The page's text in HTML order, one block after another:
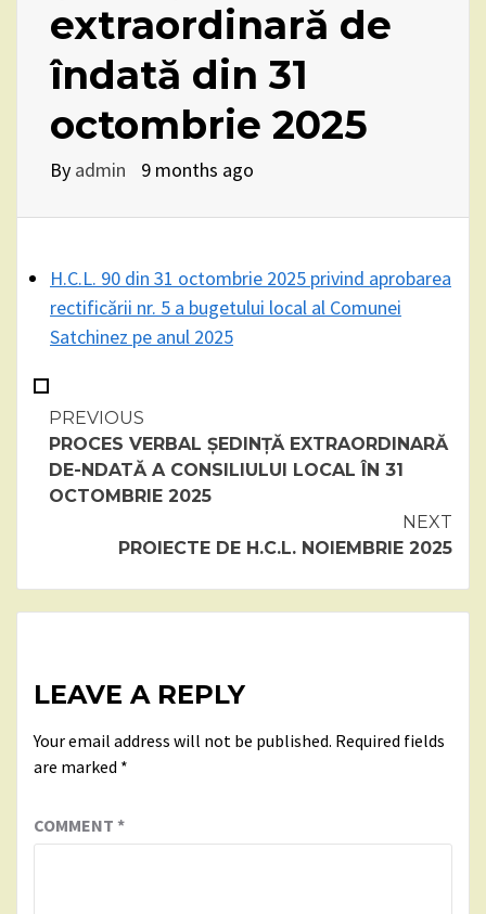
extraordinară de
îndată din 31
octombrie 2025
By admin 9 months ago
H.C.L. 90 din 31 octombrie 2025 privind aprobarea
rectificării nr. 5 a bugetului local al Comunei
Satchinez pe anul 2025
Continue
Reading
PREVIOUS
PROCES VERBAL ȘEDINȚĂ EXTRAORDINARĂ
DE-NDATĂ A CONSILIULUI LOCAL ÎN 31
OCTOMBRIE 2025
NEXT
PROIECTE DE H.C.L. NOIEMBRIE 2025
LEAVE A REPLY
Your email address will not be published. Required fields
are marked *
COMMENT *